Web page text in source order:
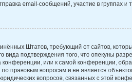
email-сообщений, участие в группах и
Штатов, требующий от сайтов,
вида подтверждения того, что опекуны
или к самой конференции,
правовым вопросам и не является
вопросов, связанных с этой